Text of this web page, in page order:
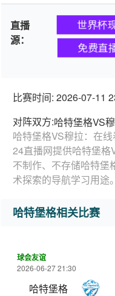
直播
源：
世界杯
免费直
比赛时间: 2026-07-11
对阵双方:哈特堡格VS
哈特堡格VS穆拉：在线
24直播网提供哈特堡
不制作、不存储哈特堡
术探索的导航学习用途。
哈特堡格相关比赛
球会友谊
2026-06-27 21:30
哈特堡格